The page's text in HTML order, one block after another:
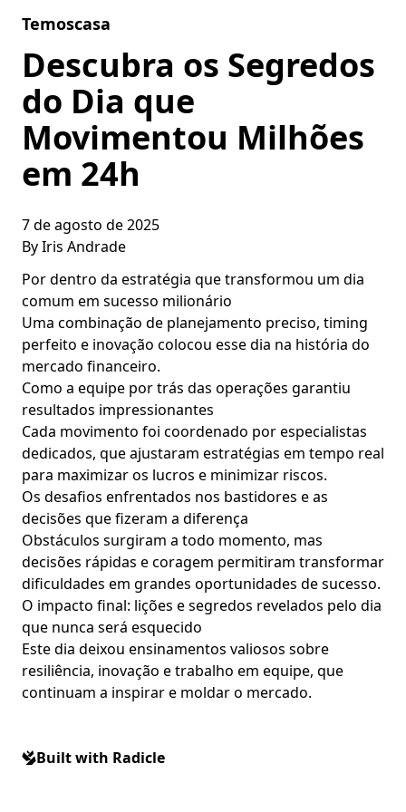
Temoscasa
Descubra os Segredos
do Dia que
Movimentou Milhões
em 24h
7 de agosto de 2025
ByIris Andrade
Por dentro da estratégia que transformou um dia
comum em sucesso milionário
Uma combinação de planejamento preciso, timing
perfeito e inovação colocou esse dia na história do
mercado financeiro.
Como a equipe por trás das operações garantiu
resultados impressionantes
Cada movimento foi coordenado por especialistas
dedicados, que ajustaram estratégias em tempo real
para maximizar os lucros e minimizar riscos.
Os desafios enfrentados nos bastidores e as
decisões que fizeram a diferença
Obstáculos surgiram a todo momento, mas
decisões rápidas e coragem permitiram transformar
dificuldades em grandes oportunidades de sucesso.
O impacto final: lições e segredos revelados pelo dia
que nunca será esquecido
Este dia deixou ensinamentos valiosos sobre
resiliência, inovação e trabalho em equipe, que
continuam a inspirar e moldar o mercado.
Built with Radicle